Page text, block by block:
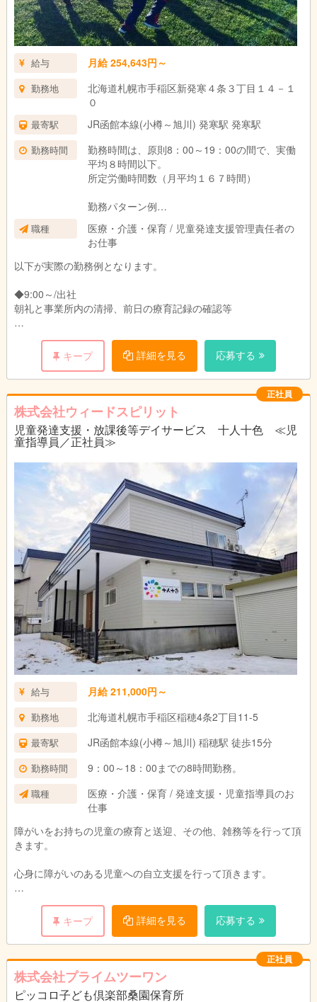
◆15:45～/移動準備
◆16:00～17:00/サッカー・運動療育の活動
色々な動きで、体を動かすことの楽しさや仲間とのコミュニケー
ションを育て、ルールを守った中での活動で、規律や集団行動の
大切さを感じたり学んだりすることにも繋がっていきます。
◆17:00～/送迎
自宅まで、それぞれの送迎車で送り届けます。
事業所に戻り次第退勤。
給与 月給 254,643円～
勤務地
北海道札幌市手稲区新発寒４条３丁目１４－１
０
最寄駅 JR函館本線(小樽～旭川) 発寒駅 発寒駅
勤務時間
勤務時間は、原則8：00～19：00の間で、実働
平均８時間以下。
所定労働時間数（月平均１６７時間）
勤務パターン例
8:00～17:00(休憩1時間)
9:00～18:00(休憩1時間)
上記以外の時間帯での勤務も調整可能です。お
気軽にご相談ください。
職種
医療・介護・保育 / 児童発達支援管理責任者の
お仕事
以下が実際の勤務例となります。
◆9:00～/出社
朝礼と事業所内の清掃、前日の療育記録の確認等
◆10:00～/申送り・職員ミーティング
前日の活動の振り返りと、当日の活動予定内容、利用児童の確認
と対応について共有・送迎等の確認を行います。
◆11:00～/事務作業時間
時期に応じたレクリエーションや工作物などの準備。
個別支援計画やモニタリング資料の作成・更新等の事務作業。
レンタカー予約や体育施設予約、学校への事務連絡などの業務。
◆12:00～13:00/休憩時間
昼食に出かけたり、音楽を聴いたり、動画を見たりなど
自由に過ごしています(^^♪
◆13:00～/送迎
学校の下校時間に合わせて近隣小学校へ送迎車(リース車両)でお
迎えに向かいます。
お迎え後は事業所に戻り、子どもたちがその日の宿題に取り組む
のをサポートしたり手伝ってあげたりします。
◆14:00～/事業所内の遊び
宿題後は、子どもたちの遊びの中で色々な面から成長をサポート
します。
例)
・トランプやUNOなどのカードゲームやパーティゲームで、ル
ールを守ったり相手との関りやコミュニケーションを育てます。
・ペーパークラフトや工作づくりで手先の器用な動き、道具の正
しい使い方などを学び、完成した作品の展示や感想を掲示して自
己肯定感にも繋げます。
◆15:45～/移動準備
◆16:00～17:00/サッカー・運動療育の活動
色々な動きで、体を動かすことの楽しさや仲間とのコミュニケー
大切さを感じたり学んだりすることにも繋がっていきます。
自宅まで、それぞれの送迎車で送り届けます。
◆18:00～/退勤
事業所に戻り次第退勤。
残業はほぼありません。
キープ 詳細を見る 応募する
正社員
株式会社ウィードスピリット
児童発達支援・放課後等デイサービス 十人十色 ≪児
童指導員／正社員≫
給与 月給 211,000円～
勤務地 北海道札幌市手稲区稲穂4条2丁目11-5
最寄駅 JR函館本線(小樽～旭川) 稲穂駅 徒歩15分
勤務時間 9：00～18：00までの8時間勤務。
職種
医療・介護・保育 / 発達支援・児童指導員のお
仕事
障がいをお持ちの児童の療育と送迎、その他、雑務等を行って頂
きます。
心身に障がいのある児童への自立支援を行って頂きます。
自立支援の補助、一緒に遊ぶ、日常訓練など。
キープ
詳細を見る 応募する
正社員
株式会社プライムツーワン
ピッコロ子ども倶楽部桑園保育所